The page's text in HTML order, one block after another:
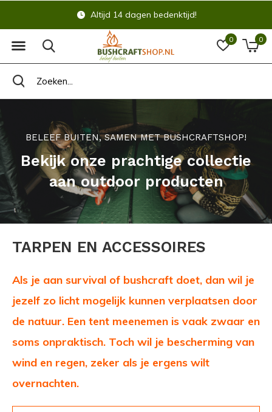
0 0
Altijd 14 dagen bedenktijd!
BELEEF BUITEN, SAMEN MET BUSHCRAFTSHOP!
Bekijk onze prachtige collectie
aan outdoor producten
TARPEN EN ACCESSOIRES
Als je aan survival of bushcraft doet, dan wil je
jezelf zo licht mogelijk kunnen verplaatsen door
de natuur. Een tent meenemen is vaak zwaar en
soms onpraktisch. Toch wil je bescherming van
wind en regen, zeker als je ergens wilt
overnachten.